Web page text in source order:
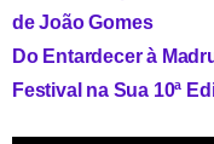
de João Gomes
Do Entardecer à
Festival na Sua 10ª